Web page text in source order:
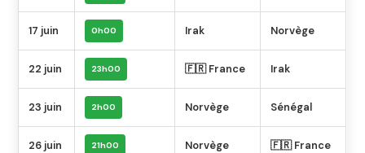
17 juin 0h00 Irak Norvège
22 juin 23h00 🇫🇷 France Irak
23 juin 2h00 Norvège Sénégal
26 juin 21h00 Norvège 🇫🇷 France